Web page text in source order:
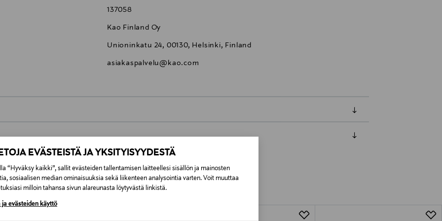
EVÄSTEISTÄ JA YKSITYISYYDESTÄ
“Hyväksy kaikki”, sallit evästeiden tallentamisen laitteellesi sisällön ja mainosten
sosiaalisen median ominaisuuksia sekä liikenteen analysointia varten. Voit muuttaa
milloin tahansa sivun alareunasta löytyvästä linkistä.
ja evästeiden käyttö
137058
Kao Finland Oy
Unioninkatu 24, 00130, Helsinki, Finland
asiakaspalvelu@kao.com
0,00 € – 4,90 €
7,90 €–50,00 € kuljetusyhtiöstä ja tuotteen koosta riippuen
Alk. 6,90 €, kun toimitus on saatavilla valittuun osoitteeseen.
tilaukseesi. Voit palauttaa tilaamasi tuotteen 30 vuorokauden kuluessa tuotteen vastaanottamisesta.
palauttaa avaamattomissa alkuperäispakkauksissaan ja palautettavan tuotteen sinetin tulee olla ehjä.
NÄISTÄ